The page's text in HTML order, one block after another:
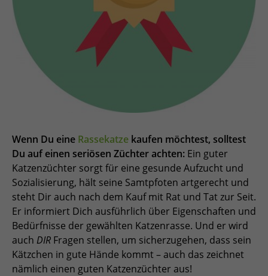
Wenn Du eine Rassekatze kaufen möchtest, solltest
Du auf einen seriösen Züchter achten: Ein guter
Katzenzüchter sorgt für eine gesunde Aufzucht und
Sozialisierung, hält seine Samtpfoten artgerecht und
steht Dir auch nach dem Kauf mit Rat und Tat zur Seit.
Er informiert Dich ausführlich über Eigenschaften und
Bedürfnisse der gewählten Katzenrasse. Und er wird
auch DIR Fragen stellen, um sicherzugehen, dass sein
Kätzchen in gute Hände kommt – auch das zeichnet
nämlich einen guten Katzenzüchter aus!